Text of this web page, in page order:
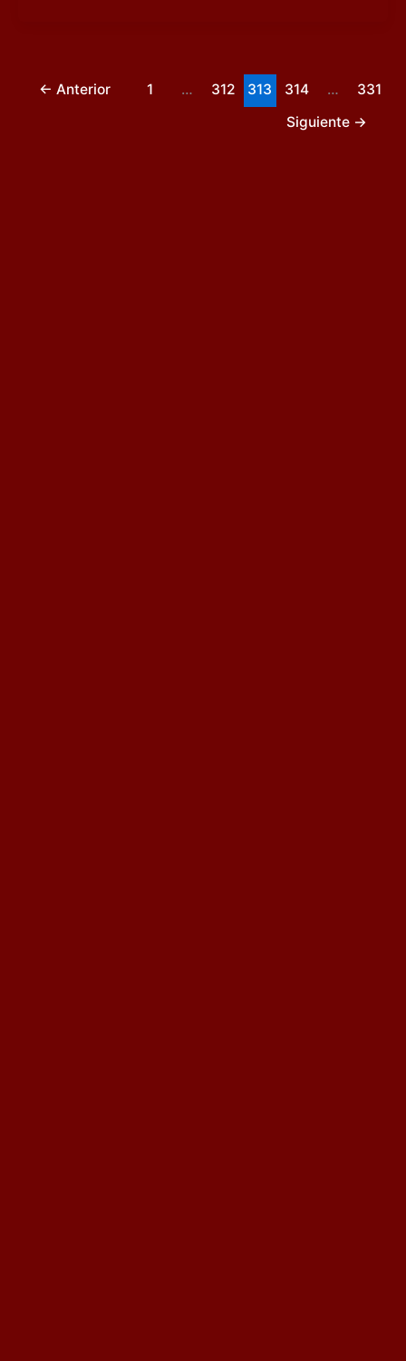
← Anterior 1 … 312 313 314 …
331
Siguiente →